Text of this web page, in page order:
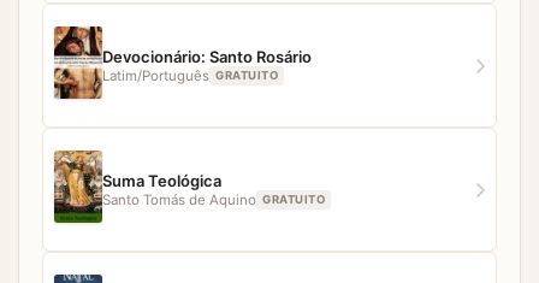
Devocionário: Santo Rosário
Latim/Português GRATUITO
Suma Teológica
Santo Tomás de Aquino GRATUITO